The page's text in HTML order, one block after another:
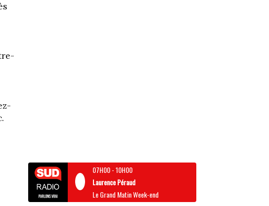
07H00-10H00
Laurence Péraud
Le Grand Matin Week-end